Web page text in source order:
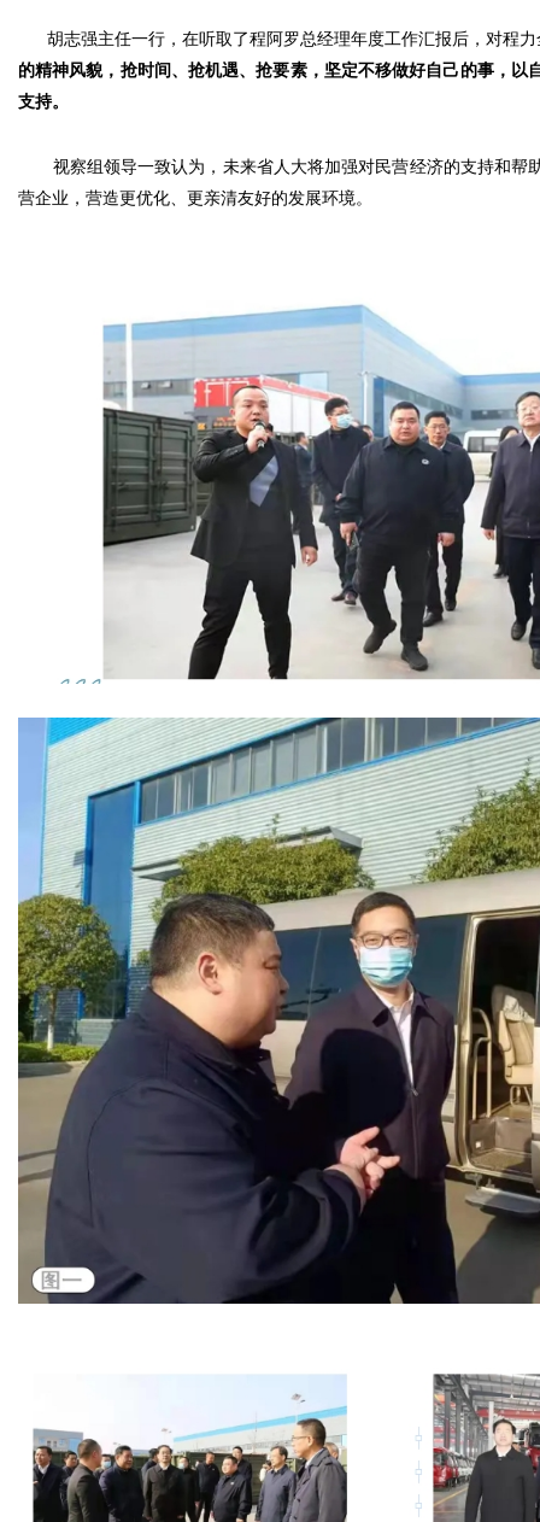
胡志强主任一行，在听取了程阿罗总经理年度工作汇报后，对程力
的精神风貌，抢时间、抢机遇、抢要素，坚定不移做好自己的事，
支持。
视察组领导一致认为，未来省人大将加强对民营经济的支持和帮
营企业，营造更优化、更亲清友好的发展环境。